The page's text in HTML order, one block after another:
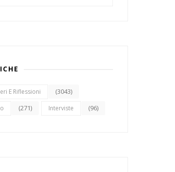
E Riflessioni (3043)
(271) Interviste (96)